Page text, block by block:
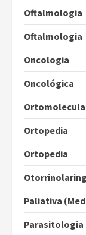
Oftalmologia
Oftalmologia
Oncologia
Oncológica
Ortopedia
Ortopedia
Paliativa
Parasitologia